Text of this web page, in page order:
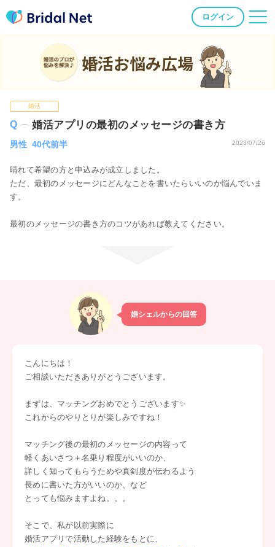
ログイン
婚活お悩み広場
婚活
婚活アプリの最初のメッセージの書き方
男性 40代前半 2023/07/26
晴れて希望の方と申込みが成立しました。
ただ、最初のメッセージにどんなことを書いたらいいのか悩んでいま
す。
最初のメッセージの書き方のコツがあれば教えてください。
婚シェルからの回答
こんにちは！
ご相談いただきありがとうございます。
まずは、マッチングおめでとうございます✨
これからのやりとりが楽しみですね！
マッチング後の最初のメッセージの内容って
軽くあいさつ＋名乗り程度がいいのか、
詳しく知ってもらうためや真剣度が伝わるよう
長めに書いた方がいいのか、など
とっても悩みますよね。。。
そこで、私が以前実際に
婚活アプリで活動した経験をもとに、